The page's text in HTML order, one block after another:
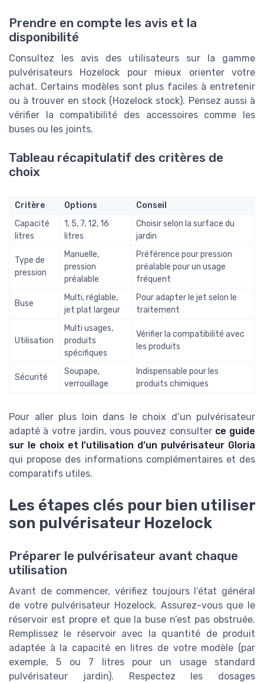
Prendre en compte les avis et la
disponibilité
Consultez les avis des utilisateurs sur la gamme
pulvérisateurs Hozelock pour mieux orienter votre
achat. Certains modèles sont plus faciles à entretenir
ou à trouver en stock (Hozelock stock). Pensez aussi à
vérifier la compatibilité des accessoires comme les
buses ou les joints.
Tableau récapitulatif des critères de
choix
Critère Options
Conseil
Capacité
litres
1, 5, 7, 12, 16
litres
Choisir selon la surface du
jardin
Type de
pression
Manuelle,
pression
préalable
Préférence pour pression
préalable pour un usage
fréquent
Buse
Multi, réglable,
jet plat largeur
Pour adapter le jet selon le
traitement
Utilisation
Multi usages,
produits
spécifiques
Vérifier la compatibilité avec
les produits
Sécurité
Soupape,
verrouillage
Indispensable pour les
produits chimiques
Pour aller plus loin dans le choix d’un pulvérisateur
adapté à votre jardin, vous pouvez consulter ce guide
sur le choix et l’utilisation d’un pulvérisateur Gloria
qui propose des informations complémentaires et des
comparatifs utiles.
Les étapes clés pour bien utiliser
son pulvérisateur Hozelock
Préparer le pulvérisateur avant chaque
utilisation
Avant de commencer, vérifiez toujours l’état général
de votre pulvérisateur Hozelock. Assurez-vous que le
réservoir est propre et que la buse n’est pas obstruée.
Remplissez le réservoir avec la quantité de produit
adaptée à la capacité en litres de votre modèle (par
exemple, 5 ou 7 litres pour un usage standard
pulvérisateur jardin). Respectez les dosages